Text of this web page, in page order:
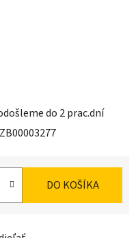
do 2 prac.dní
ZB00003277
DO KOŠÍKA